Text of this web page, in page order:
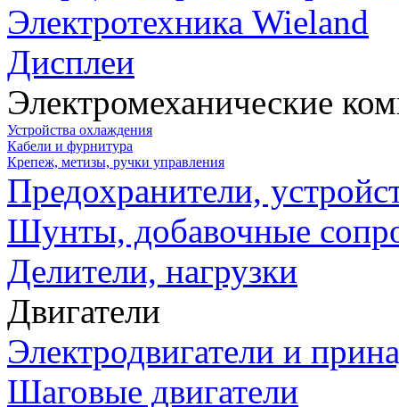
Электротехника Wieland
Дисплеи
Электромеханические
Устройства охлаждения
Кабели и фурнитура
Крепеж, метизы, ручки управления
Предохранители,
Шунты, добавочные
Делители, нагрузки
Двигатели
Электродвигатели и
Шаговые двигатели